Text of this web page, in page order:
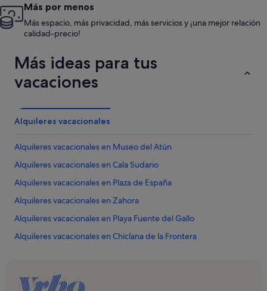
Más por menos
Más espacio, más privacidad, más servicios y ¡una mejor relación
calidad-precio!
Más ideas para tus
vacaciones
Alquileres vacacionales
Alquileres vacacionales en Museo del Atún
Alquileres vacacionales en Cala Sudario
Alquileres vacacionales en Plaza de España
Alquileres vacacionales en Zahora
Alquileres vacacionales en Playa Fuente del Gallo
Alquileres vacacionales en Chiclana de la Frontera
Alquileres vacacionales en Playa de la Yerbabuena